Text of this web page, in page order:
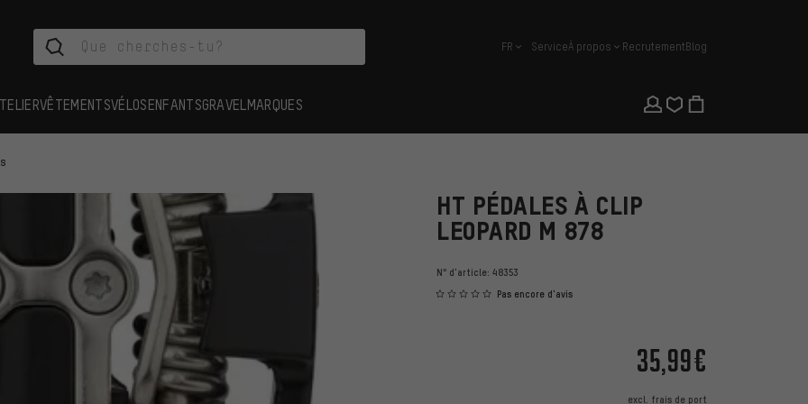
français
FR ServiceÀ propos RecrutementBlog
VÊTEMENTSVÉLOSENFANTSGRAVEL MARQUES
HT PÉDALES À CLIP
LEOPARD M 878
N° d'article: 48353
Pas encore d'avis
35,99€
excl. frais de port